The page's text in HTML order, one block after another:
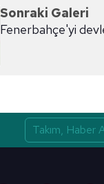
Sonraki Galeri
Fenerbahçe'yi